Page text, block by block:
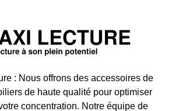
: Nous offrons des accessoires de
de haute qualité pour optimiser
concentration. Notre équipe de